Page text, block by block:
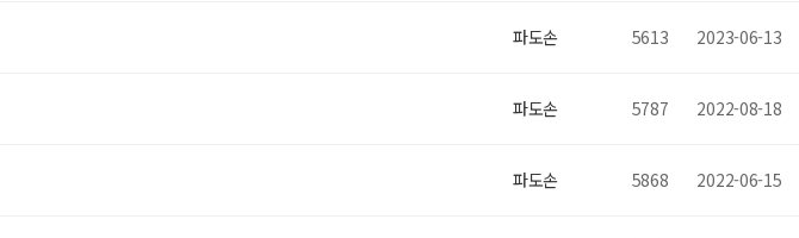
파도손 5613 2023-06-13
파도손 5787 2022-08-18
파도손 5868 2022-06-15